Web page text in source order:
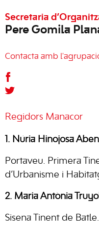
Secretaria
Pere Gomila
Contacta amb
Regidors Manacor
1. Núria Hinojosa
Portaveu. Primera
d’Urbanisme i
2. Maria Antònia
Sisena Tinent de